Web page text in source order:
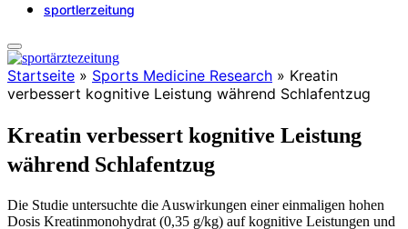
sportlerzeitung
Startseite » Sports Medicine Research » Kreatin
verbessert kognitive Leistung während Schlafentzug
Kreatin verbessert kognitive Leistung
während Schlafentzug
Die Studie untersuchte die Auswirkungen einer einmaligen hohen
Dosis Kreatinmonohydrat (0,35 g/kg) auf kognitive Leistungen und